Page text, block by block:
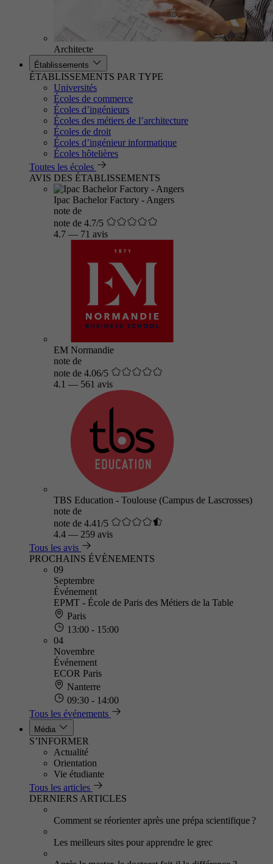
Architecte
Établissements
ÉTABLISSEMENTS PAR TYPE
Universités
Écoles de commerce
Écoles d’ingénieurs
Écoles des métiers de l’architecture
Écoles de droit
Écoles d’ingénieur informatique
Écoles hôtelières
Toutes les écoles
AVIS DES ÉTABLISSEMENTS
Ipac Bachelor Factory - Angers
note de
note de 4.7/5
4.7 — 71 avis
EM Normandie
note de
note de 4.06/5
4.1 — 561 avis
TBS Education - Toulouse (Campus de Lascrosses)
note de
note de 4.41/5
4.4 — 259 avis
Tous les avis
PROCHAINS ÉVÈNEMENTS
09
Septembre
Événement
EPMT - École de Paris des Métiers de la Table
Paris
13:00 - 15:00
04
Novembre
Événement
ECOR Paris
Nanterre
09:30 - 14:00
Tous les événements
Média
S’INFORMER
Actualité
Orientation
Vie étudiante
Tous les articles
DERNIERS ARTICLES
Comment se réorienter après une prépa scientifique ?
Les meilleurs sites pour apprendre le grec